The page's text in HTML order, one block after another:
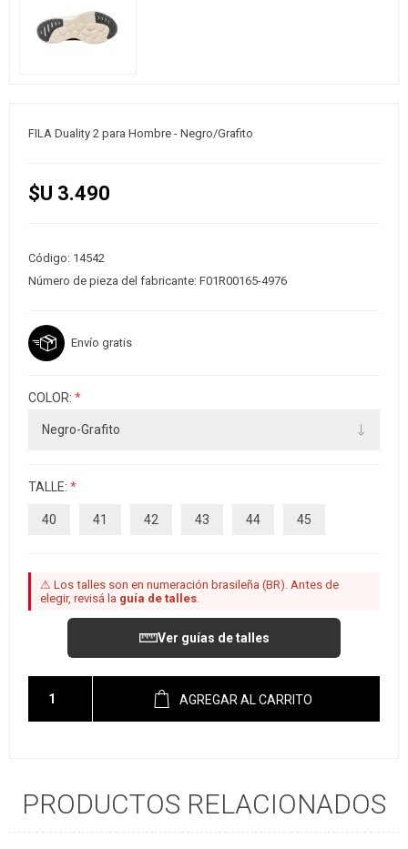
FILA Duality 2 para Hombre - Negro/Grafito
$U 3.490
Código: 14542
Número de pieza del fabricante: F01R00165-4976
Envío gratis
COLOR: *
TALLE: *
40 41 42 43 44 45
⚠ Los talles son en numeración brasileña (BR). Antes de
elegir, revisá la guía de talles
Ver guías de talles
AGREGAR AL CARRITO
PRODUCTOS RELACIONADOS